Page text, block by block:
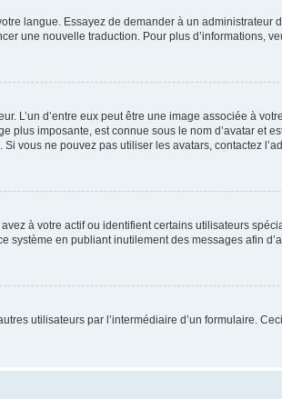
langue. Essayez de demander à un administrateur
une nouvelle traduction. Pour plus d’informations,
L’un d’entre eux peut être une image associée à
imposante, est connue sous le nom d’avatar et
vous ne pouvez pas utiliser les avatars, contactez
à votre actif ou identifient certains utilisateurs
en publiant inutilement des messages afin
utilisateurs par l’intermédiaire d’un formulaire.